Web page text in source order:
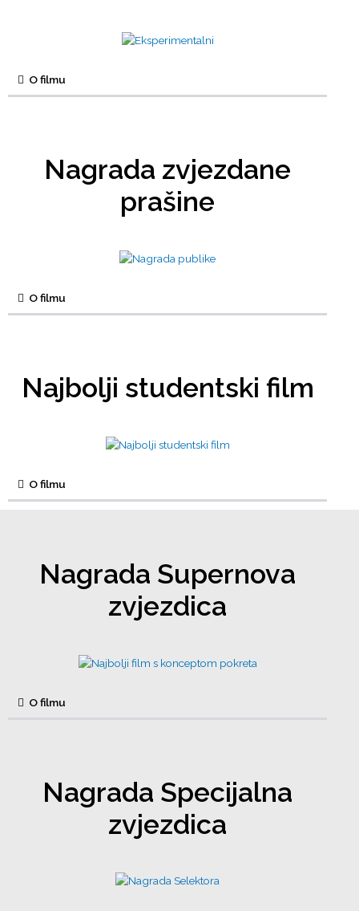
O filmu
Nagrada zvjezdane
prašine
O filmu
Najbolji studentski film
O filmu
Nagrada Supernova
zvjezdica
O filmu
Nagrada Specijalna
zvjezdica